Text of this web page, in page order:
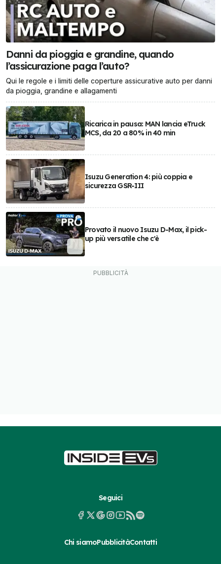
Danni da pioggia e grandine, quando
l’assicurazione paga l’auto?
Qui le regole e i limiti delle coperture assicurative auto per danni
da pioggia, grandine e allagamenti
Ricarica in pausa: MAN lancia eTruck
MCS, da 20 a 80% in 40 min
Isuzu Generation 4: più coppia e
sicurezza GSR-III
Provato il nuovo Isuzu D-Max, il pick-
up più versatile che c'è
Seguici
Chi siamoPubblicitàContatti